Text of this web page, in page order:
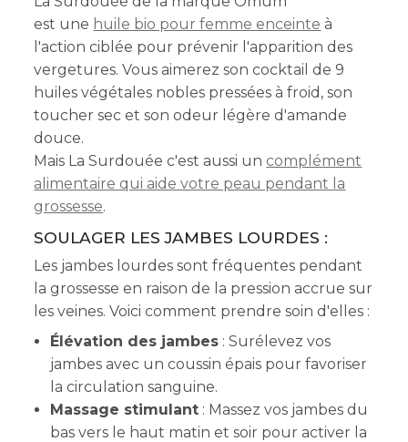
est une huile bio pour femme enceinte à
l'action ciblée pour prévenir l'apparition des
vergetures. Vous aimerez son cocktail de 9
huiles végétales nobles pressées à froid, son
toucher sec et son odeur légère d'amande
douce.
Mais La Surdouée c'est aussi un complément
alimentaire qui aide votre peau pendant la
grossesse.
SOULAGER LES JAMBES LOURDES :
Les jambes lourdes sont fréquentes pendant
la grossesse en raison de la pression accrue sur
les veines. Voici comment prendre soin d'elles :
Élévation des jambes : Surélevez vos
jambes avec un coussin épais pour favoriser
la circulation sanguine.
Massage stimulant : Massez vos jambes du
bas vers le haut matin et soir pour activer la